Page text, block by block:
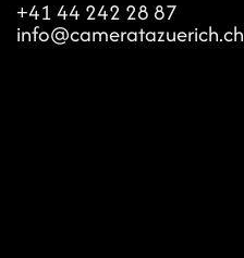
+41 44 242 28 87
info@cameratazuerich.ch